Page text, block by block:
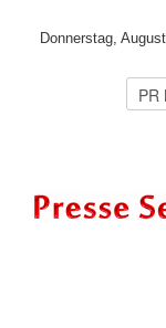
Donnerstag,